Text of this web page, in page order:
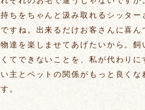
持ちをちゃんと汲み取れるシッター
ですね。出来るだけお客さんに喜ん
物達を楽しませてあげたいから。飼
くてできないことを、私が代わりに
い主とペットの関係がもっと良くな
す。